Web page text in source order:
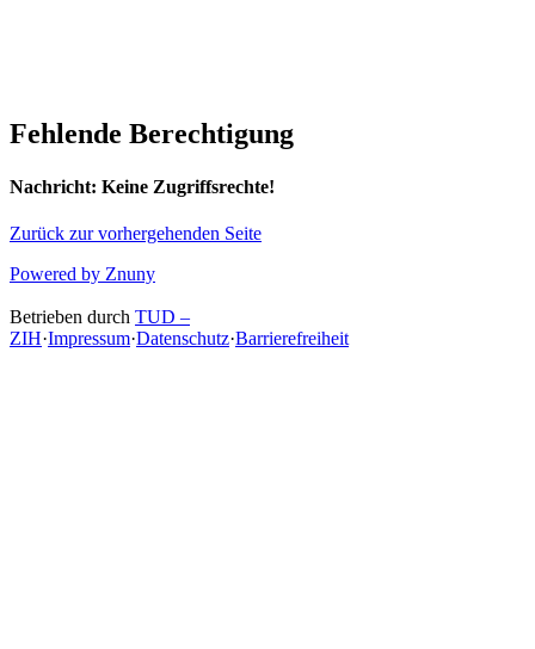
Fehlende Berechtigung
Nachricht: Keine Zugriffsrechte!
Zurück zur vorhergehenden Seite
Powered by Znuny
Betrieben durch TUD –
ZIH·Impressum·Datenschutz·Barrierefreiheit